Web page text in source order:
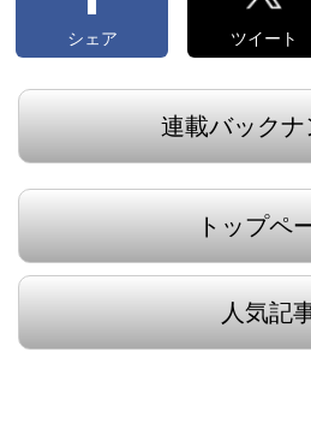
シェア ツイート
連載バックナ
トップペ
人気記